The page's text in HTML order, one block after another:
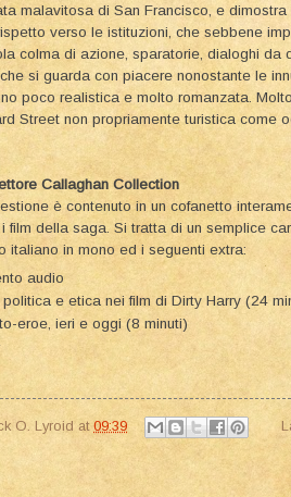
malavitosa di San Francisco, e
verso le istituzioni, che sebbene
colma di azione, sparatorie, dialoghi da
si guarda con piacere nonostante le
poco realistica e molto romanzata.
Street non propriamente turistica come
Callaghan Collection
è contenuto in un cofanetto
film della saga. Si tratta di un semplice
italiano in mono ed i seguenti extra:
audio
politica e etica nei film di Dirty Harry (24
eroe, ieri e oggi (8 minuti)
O. Lyroid at 09:39